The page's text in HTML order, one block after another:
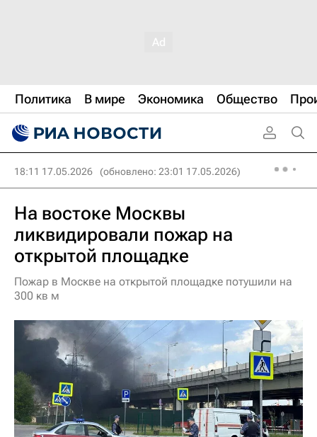
Политика В мире Экономика Общество
18:11 17.05.2026 (обновлено: 23:01 17.05.2026)
На востоке Москвы
ликвидировали пожар на
открытой площадке
Пожар в Москве на открытой площадке потушили на
300 кв м